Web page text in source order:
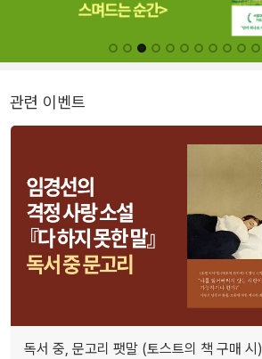
관련 이벤트
독서 중, 문고리 팻말 (토스트의 책 구매 시)